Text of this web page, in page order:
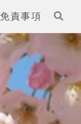
免責事項